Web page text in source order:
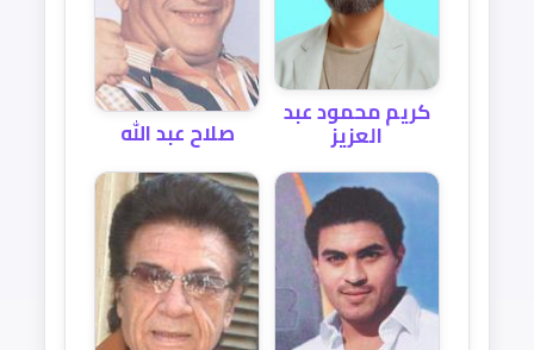
كريم محمود عبد
العزيز صلاح عبد الله